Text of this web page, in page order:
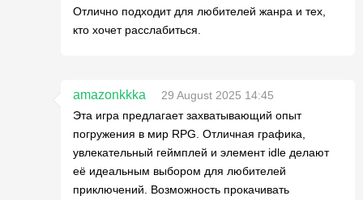
Отлично подходит для любителей жанра и тех,
кто хочет расслабиться.
amazonkkka
29 August 2025 14:45
Эта игра предлагает захватывающий опыт
погружения в мир RPG. Отличная графика,
увлекательный геймплей и элемент idle делают
её идеальным выбором для любителей
приключений. Возможность прокачивать